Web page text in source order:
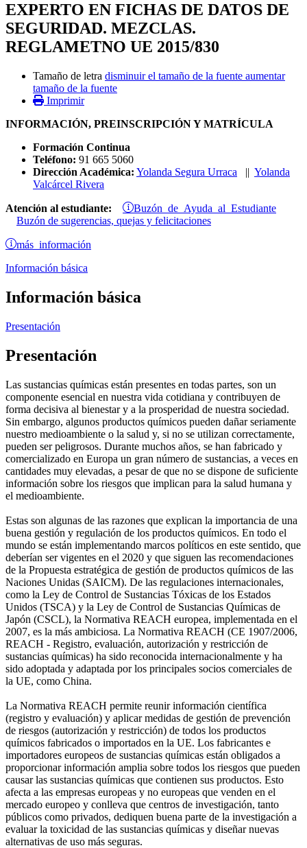
EXPERTO EN FICHAS DE DATOS DE
SEGURIDAD. MEZCLAS.
REGLAMETNO UE 2015/830
Tamaño de letra disminuir el tamaño de la fuente aumentar
tamaño de la fuente
Imprimir
INFORMACIÓN, PREINSCRIPCIÓN Y MATRÍCULA
Formación Continua
Teléfono: 91 665 5060
Dirección Académica: Yolanda Segura Urraca || Yolanda
Valcárcel Rivera
Atención al estudiante: Buzón de Ayuda al Estudiante
Buzón de sugerencias, quejas y felicitaciones
más información
Información básica
Información básica
Presentación
Presentación
Las sustancias químicas están presentes en todas partes, son un
componente esencial en nuestra vida cotidiana y contribuyen de
forma decisiva al bienestar y a la prosperidad de nuestra sociedad.
Sin embargo, algunos productos químicos pueden dañar seriamente
nuestro medioambiente o la salud y, si no se utilizan correctamente,
pueden ser peligrosos. Durante muchos años, se han fabricado y
comercializado en Europa un gran número de sustancias, a veces en
cantidades muy elevadas, a pesar de que no se dispone de suficiente
información sobre los riesgos que implican para la salud humana y
el medioambiente.
Estas son algunas de las razones que explican la importancia de una
buena gestión y regulación de los productos químicos. En todo el
mundo se están implementando marcos políticos en este sentido, que
deberían ser vigentes en el 2020 y que siguen las recomendaciones
de la Propuesta estratégica de gestión de productos químicos de las
Naciones Unidas (SAICM). De las regulaciones internacionales,
como la Ley de Control de Sustancias Tóxicas de los Estados
Unidos (TSCA) y la Ley de Control de Sustancias Químicas de
Japón (CSCL), la Normativa REACH europea, implementada en el
2007, es la más ambiciosa. La Normativa REACH (CE 1907/2006,
REACH - Registro, evaluación, autorización y restricción de
sustancias químicas) ha sido reconocida internacionalmente y ha
sido adoptada y adaptada por los principales socios comerciales de
la UE, como China.
La Normativa REACH permite reunir información científica
(registro y evaluación) y aplicar medidas de gestión de prevención
de riesgos (autorización y restricción) de todos los productos
químicos fabricados o importados en la UE. Los fabricantes e
importadores europeos de sustancias químicas están obligados a
proporcionar información amplia sobre todos los riesgos que pueden
causar las sustancias químicas que contienen sus productos. Esto
afecta a las empresas europeas y no europeas que venden en el
mercado europeo y conlleva que centros de investigación, tanto
públicos como privados, dediquen buena parte de la investigación a
evaluar la toxicidad de las sustancias químicas y diseñar nuevas
alternativas de uso más seguras.